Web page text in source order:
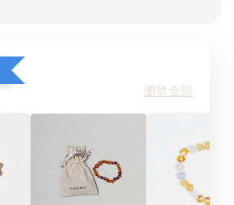
瀏覽全部